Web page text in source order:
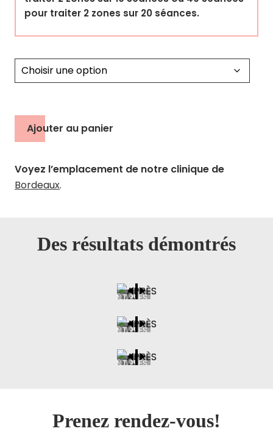
pour traiter 2 zones sur 20 séances.
Ajouter au panier
Voyez l’emplacement de notre clinique de
Bordeaux.
Des résultats démontrés
APRÈS
AVANT
APRÈS
AVANT
APRÈS
AVANT
Prenez rendez-vous!